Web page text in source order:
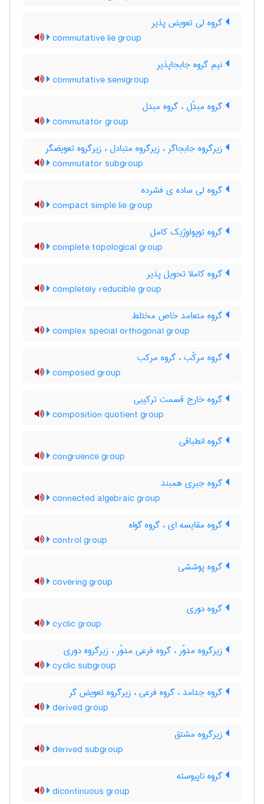
گروه لی تعویض پذیر
commutative lie group
نیم گروه جابجاپذیر
commutative semigroup
گروه مبدّل ، گروه مبدل
commutator group
زیرگروه جابجاگر ، زیرگروه متبادل ، زیرگروه تعویضگر
commutator subgroup
گروه لی ساده ی فشرده
compact simple lie group
گروه توپولوژیک کامل
complete topological group
گروه کاملا تحویل پذیر
completely reducible group
گروه متعامد خاص مختلط
complex special orthogonal group
گروه مرکّب ، گروه مرکب
composed group
گروه خارج قسمت ترکیبی
composition quotient group
گروه انطباقی
congruence group
گروه جبری همبند
connected algebraic group
گروه مقایسه ای ، گروه گواه
control group
گروه پوششی
covering group
گروه دوری
cyclic group
زیرگروه مدوّر ، گروه فرعی مدوّر ، زیرگروه دوری
cyclic subgroup
گروه جدامد ، گروه فرعی ، زیرگروه تعویض گر
derived group
زیرگروه مشتق
derived subgroup
گروه ناپیوسته
dicontinuous group